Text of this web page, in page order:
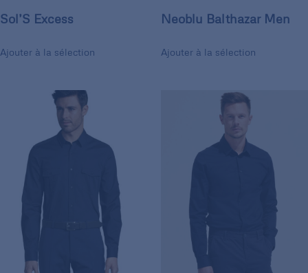
Sol’S Excess
Ajouter à la sélection
Neoblu Balthazar Men
Ajouter à la sélection